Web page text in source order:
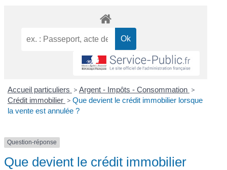
Accueil particuliers > Argent - Impôts - Consommation >
Crédit immobilier > Que devient le crédit immobilier lorsque
la vente est annulée ?
Question-réponse
Que devient le crédit immobilier